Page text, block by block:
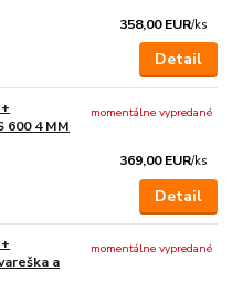
358,00 EUR/ks
Detail
600 4 MM
369,00 EUR/ks
momentálne vypredané
Detail
a
momentálne vypredané